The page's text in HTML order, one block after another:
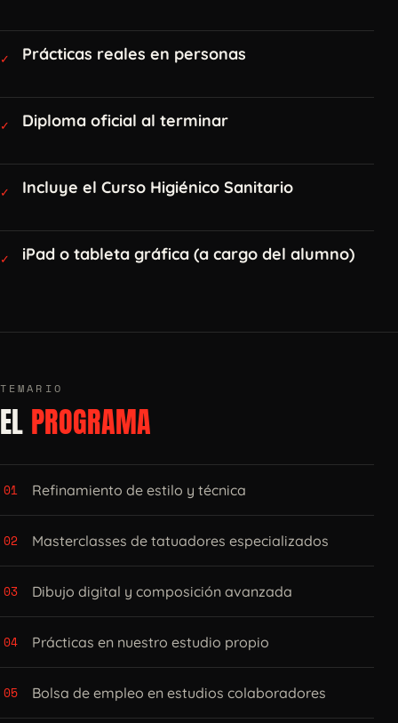
✓ Prácticas reales en personas
✓ Diploma oficial al terminar
✓ Incluye el Curso Higiénico Sanitario
✓ iPad o tableta gráfica (a cargo del alumno)
TEMARIO
EL PROGRAMA
01 Refinamiento de estilo y técnica
02 Masterclasses de tatuadores especializados
03 Dibujo digital y composición avanzada
04 Prácticas en nuestro estudio propio
05 Bolsa de empleo en estudios colaboradores